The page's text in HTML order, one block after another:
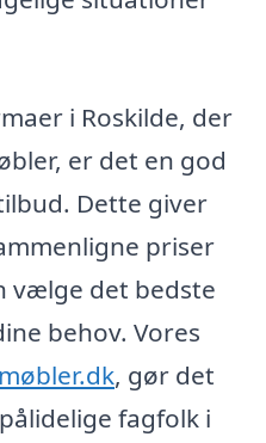
i Roskilde, der
er det en god
Dette giver
priser
vælge det bedste
behov. Vores
, gør det
fagfolk i